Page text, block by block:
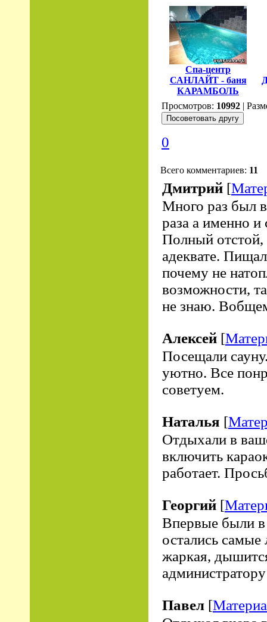
Спа-центр
САНЛАЙТ - баня
КАРАМБОЛЬ
Просмотров: 10992 |
0
Всего комментариев: 11
Дмитрий [
Много раз был
раза а именно и
Полный отстой,
адеквате.
почему не
возможности,
не знаю.
Алексей [
Посещали
уютно. Все
советуем.
Наталья [
Отдыхали в
включить
работает.
Георгий [
Впервые были в
остались
жаркая,
Павел [